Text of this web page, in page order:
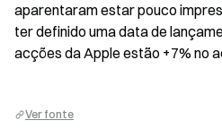
aparentaram estar pouco
ter definido uma data de
acções da Apple estão +7% no
Ver fonte